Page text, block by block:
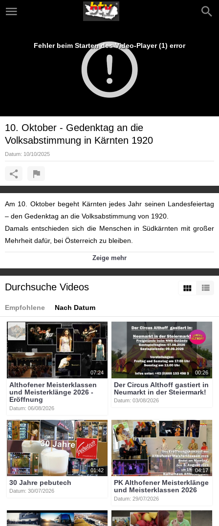
Fehler beim Starten des Video-Player (1) error
10. Oktober - Gedenktag an die
Volksabstimmung in Kärnten 1920
Datum: 10/10/2025
Am 10. Oktober begeht Kärnten jedes Jahr seinen Landesfeiertag
– den Gedenktag an die Volksabstimmung von 1920.
Damals entschieden sich die Menschen in Südkärnten mit großer
Mehrheit dafür, bei Österreich zu bleiben.
Tags:
Zeige mehr
Durchsuche Videos
Empfohlene Nach Datum
07:24
Althofener Meisterklassen
und Meisterklänge 2026 -
Eröffnung
Datum: 06/08/2026
00:26
Der Circus Althoff gastiert in
Neumarkt in der Steiermark!
Datum: 03/08/2026
01:42
30 Jahre pebutech
Datum: 30/07/2026
04:17
PK Althofener Meisterklänge
und Meisterklassen 2026
Datum: 29/07/2026